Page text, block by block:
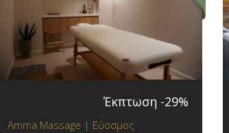
Έκπτωση -29%
Amma Massage | Εύοσμος